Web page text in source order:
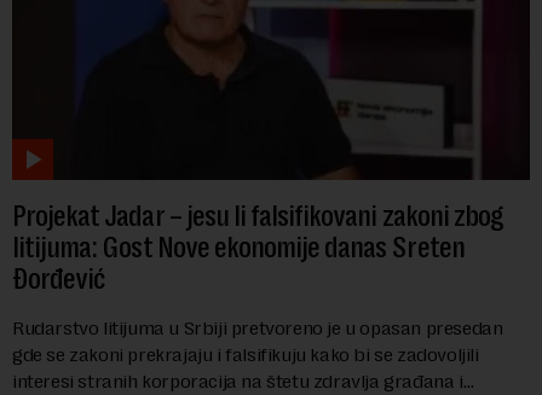
Projekat Jadar – jesu li falsifikovani zakoni zbog
litijuma: Gost Nove ekonomije danas Sreten
Đorđević
Rudarstvo litijuma u Srbiji pretvoreno je u opasan presedan
gde se zakoni prekrajaju i falsifikuju kako bi se zadovoljili
interesi stranih korporacija na štetu zdravlja građana i